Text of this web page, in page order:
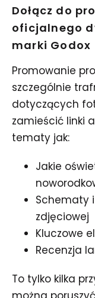
Dołącz do
oficjalnego
marki Godox
Promowanie
szczególnie
dotyczących
zamieścić linki
tematy jak:
Jakie
Schematy
zdjęciowej
Kluczowe
Recenzja
To tylko kilka